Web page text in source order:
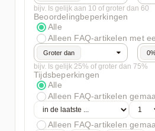
bijv. Is gelijk aan 10 of groter dan 60
Beoordelingbeperkingen
Alle
Alleen FAQ-artikelen met
Groter dan
bijv. Is gelijk 25% of groter dan 75%
Tijdsbeperkingen
Alle
Alleen FAQ-artikelen
Alleen FAQ-artikelen